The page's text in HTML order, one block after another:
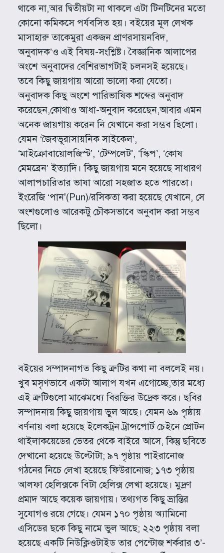
থাকে না,আর দ্বিতীয়টা না থাকলে এটা টিনটিনের মতো
কোনো‌ কমিকসে পর্যবসিত হয়। বইয়ের মূল লেখক
মাসাহারু তাকেমুরা একজন প্রাণরসায়নবিদ,
অনুবাদক’ও এই বিষয়-সংশ্লিষ্ট। বৈজ্ঞানিক আলাপের
অংশে অনুবাদের বেশিরভাগটাই চলনসই হয়েছে।
তবে কিছু জায়গায় আরো ভালো করা যেতো।
অনুবাদক কিছু অংশে পারিভাষিক শব্দের অনুবাদ
করেছেন,কোথাও আধা-অনুবাদ করেছেন,আবার এমন
অনেক জায়গায় করেন নি যেখানে করা সম্ভব ছিলো।
যেমন ‘জৈবভূরাসায়নিক সাইকেল’,
‘মাইক্রোবায়োলজিস্ট’, ‘টেম্পলেট’, ‘স্কিপ’, ‘কোষ‌
মেমব্রেন’ ইত্যাদি। কিছু জায়গায় মনে হয়েছে সাধারণ
আলাপচারিতার ভাষা আরো সহজাত হতে পারতো।
ইংরেজি ‘পান'(Pun)/রসিকতা করা হয়েছে যেখানে, সে
অংশগুলোও আরেকটু চৌকসভাবে অনুবাদ করা সম্ভব
ছিলো।
বইয়ের সম্পাদনাগত কিছু ত্রুটির কথা না বললেই নয়।
খুব মসৃণভাবে একটা আলাপ যখন এগোচ্ছে,তার মধ্যে
এই ত্রুটিগুলো মাঝেমধ্যে বিরক্তির উদ্রেক করে। ছবির
সম্পাদনায় কিছু জায়গায় ভুল আছে। যেমন ৬৯ পৃষ্ঠায়
বর্ণনায় বলা হয়েছে ইলেকট্রন ট্রান্সপোর্ট চেইনে প্রোটন
থাইলাকয়েডের ভেতর থেকে বাইরে আসে, কিন্তু ছবিতে
দেখানো হয়েছে উল্টোটা; ৯৭ পৃষ্ঠায় পাইরানোজ
গঠনের নিচে লেখা হয়েছে ফিউরানোজ; ১৭৩ পৃষ্ঠায়
আলফা হেলিক্সকে বিটা হেলিক্স লেখা হয়েছে। মুদ্রণ
প্রমাদ আছে কয়েক জায়গায়। তথ্যগত কিছু ভ্রান্তির
সুযোগও রয়ে গেছে। যেমন ১৭০ পৃষ্ঠায় অ্যামিনো
এসিডের ছকে কিছু নামে ভুল আছে; ২২৩ পৃষ্ঠায় বলা
হয়েছে একটি নিউক্লিওটাইড তার পেন্টোজ শর্করার ৩’-